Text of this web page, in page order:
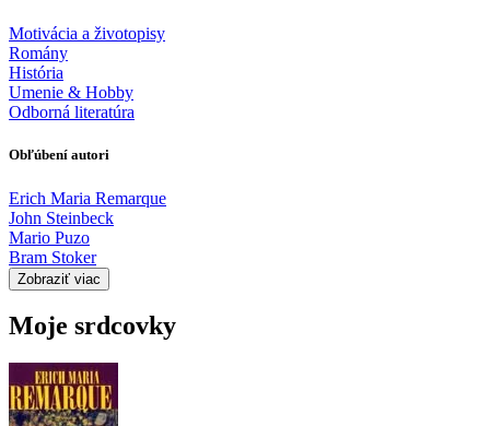
Motivácia a životopisy
Romány
História
Umenie & Hobby
Odborná literatúra
Obľúbení autori
Erich Maria Remarque
John Steinbeck
Mario Puzo
Bram Stoker
Zobraziť viac
Moje srdcovky